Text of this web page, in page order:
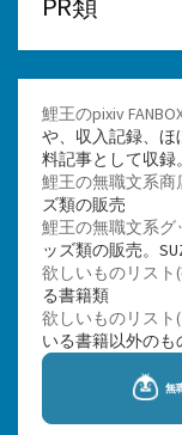
鯉王のpixiv
や、収入記録、
料記事として収録。
鯉王の無職文系商
ズ類の販売
鯉王の無職文系グ
ッズ類の販売。
欲しいものリスト
る書籍類
欲しいものリスト
いる書籍以外のも